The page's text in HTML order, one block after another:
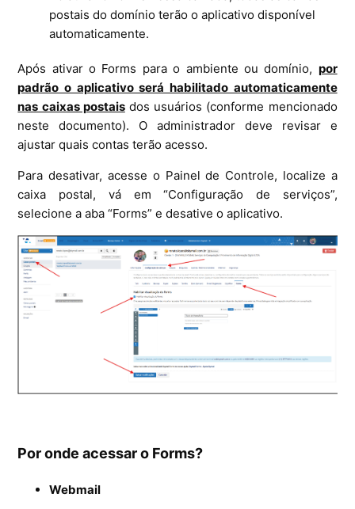
postais do domínio terão o aplicativo disponível
automaticamente.
Após ativar o Forms para o ambiente ou domínio, por
padrão o aplicativo será habilitado automaticamente
nas caixas postaisdos usuários (conforme mencionado
neste documento). O administrador deve revisar e
ajustar quais contas terão acesso.
Para desativar, acesse o Painel de Controle, localize a
caixa postal, vá em “Configuração de serviços”,
selecione a aba “Forms” e desative o aplicativo.
Por onde acessar o Forms?
Webmail